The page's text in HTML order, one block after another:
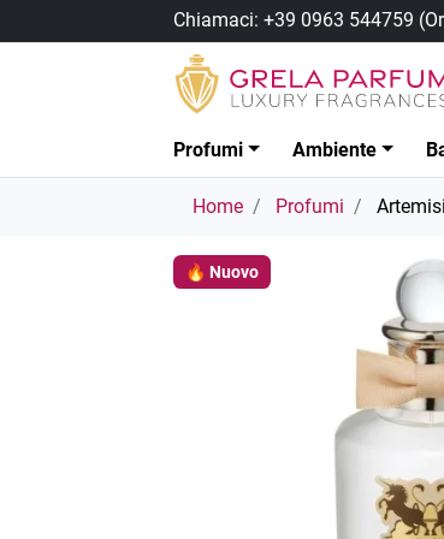
Chiamaci:+39 0963 544759
Profumi Ambiente
Home Profumi
🔥 Nuovo